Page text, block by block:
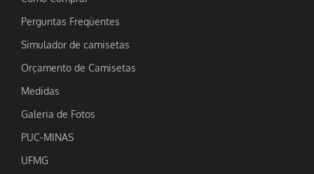
Perguntas Freqüentes
Simulador de camisetas
Orçamento de Camisetas
Medidas
Galeria de Fotos
PUC-MINAS
UFMG